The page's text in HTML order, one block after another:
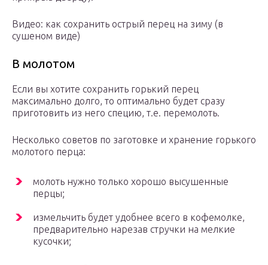
Видео: как сохранить острый перец на зиму (в
сушеном виде)
В молотом
Если вы хотите сохранить горький перец
максимально долго, то оптимально будет сразу
приготовить из него специю, т.е. перемолоть.
Несколько советов по заготовке и хранение горького
молотого перца:
молоть нужно только хорошо высушенные
перцы;
измельчить будет удобнее всего в кофемолке,
предварительно нарезав стручки на мелкие
кусочки;